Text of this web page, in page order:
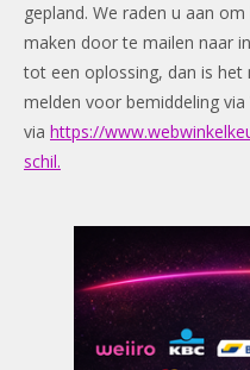
gepland. We raden u aan
maken door te mailen naar
tot een oplossing, dan is
melden voor bemiddeling via
via https://
schil.